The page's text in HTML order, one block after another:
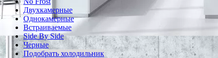
Двухкамерные
Однокамерные
Встраиваемые
Side By Side
Черные
Подобрать холодильник